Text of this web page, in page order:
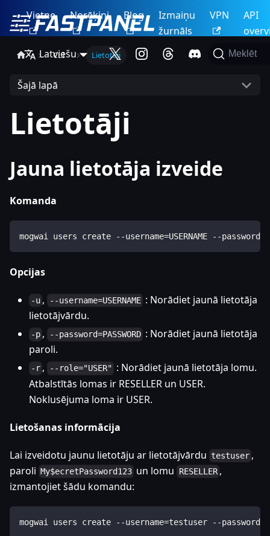
Vietne Norēķini Blog
Izmaiņu
žurnāls
VPN
API
Latviešu
Meklēt
CLI Lietotāji
Šajā lapā
Lietotāji
Jauna lietotāja izveide
Komanda
mogwai users create --username=USERNAME --
Opcijas
-u , --username=USERNAME : Norādiet jaunā lietotāja
lietotājvārdu.
-p , --password=PASSWORD : Norādiet jaunā lietotāja
paroli.
-r , --role="USER" : Norādiet jaunā lietotāja lomu.
Atbalstītās lomas ir RESELLER un USER.
Noklusējuma loma ir USER.
Lietošanas informācija
Lai izveidotu jaunu lietotāju ar lietotājvārdu testuser ,
paroli My$ecretPassword123 un lomu RESELLER ,
izmantojiet šādu komandu:
mogwai users create --username=testuser --